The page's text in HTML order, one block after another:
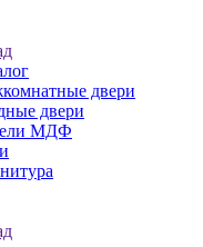
двери
двери
МДФ